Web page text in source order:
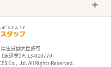
生労働大臣許可
派遣業】派 13-010770
Co., Ltd. All Rights Reserved.